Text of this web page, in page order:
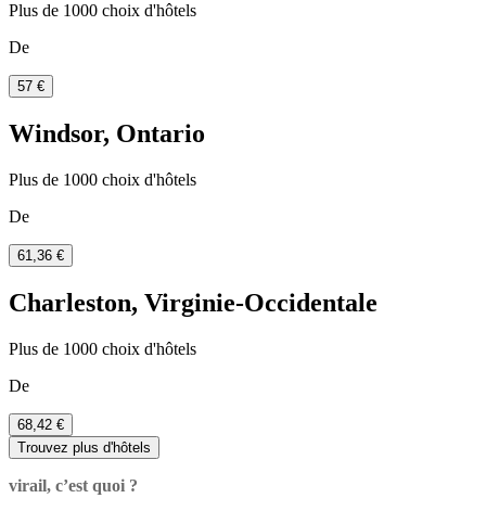
Plus de 1000 choix d'hôtels
De
57 €
Windsor, Ontario
Plus de 1000 choix d'hôtels
De
61,36 €
Charleston, Virginie-Occidentale
Plus de 1000 choix d'hôtels
De
68,42 €
Trouvez plus d'hôtels
virail, c’est quoi ?